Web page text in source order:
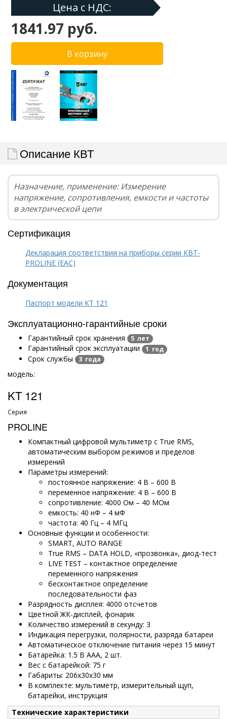
Цена с НДС:
1841.97 руб.
Описание КВТ
Назначение, применение: Измерение
напряжение, сопротивления, емкости и частоты
в электрической цепи
Сертификация
Декларация соответствия на приборы серии КВТ-
PROLINE (EAC)
Документация
Паспорт модели КТ 121
Эксплуатационно-гарантийные сроки
Гарантийный срок хранения 5 лет
Гарантийный срок эксплуатации 1 год
Срок службы 3 года
модель:
KT 121
Серия
PROLINE
Компактный цифровой мультиметр с True RMS,
автоматическим выбором режимов и пределов
измерений
Параметры измерений:
постоянное напряжение: 4 В – 600 В
переменное напряжение: 4 В – 600 В
сопротивление: 4000 Ом – 40 МОм
емкость: 40 нФ – 4 мФ
частота: 40 Гц – 4 МГц
Основные функции и особенности:
SMART, AUTO RANGE
True RMS – DATA HOLD, «прозвонка», диод-тест
LIVE TEST – контактное определение
переменного напряжения
бесконтактное определение
последовательности фаз
Разрядность дисплея: 4000 отсчетов
Цветной ЖК-дисплей, фонарик
Количество измерений в секунду: 3
Индикация перегрузки, полярности, разряда батареи
Автоматическое отключение питания через 15 минут
Батарейка: 1.5 B AAA, 2 шт.
Вес с батарейкой: 75 г
Габариты: 206х30х30 мм
В комплекте: мультиметр, измерительный щуп,
батарейки, инструкция
Технические характеристики